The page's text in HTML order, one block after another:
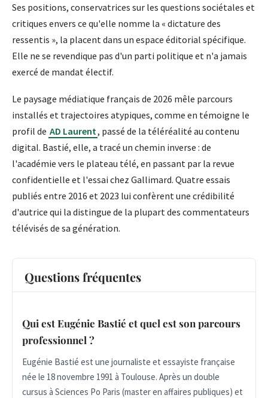
Ses positions, conservatrices sur les questions sociétales et
critiques envers ce qu'elle nomme la « dictature des
ressentis », la placent dans un espace éditorial spécifique.
Elle ne se revendique pas d'un parti politique et n'a jamais
exercé de mandat électif.
Le paysage médiatique français de 2026 mêle parcours
installés et trajectoires atypiques, comme en témoigne le
profil de AD Laurent, passé de la téléréalité au contenu
digital. Bastié, elle, a tracé un chemin inverse : de
l'académie vers le plateau télé, en passant par la revue
confidentielle et l'essai chez Gallimard. Quatre essais
publiés entre 2016 et 2023 lui confèrent une crédibilité
d'autrice qui la distingue de la plupart des commentateurs
télévisés de sa génération.
Questions fréquentes
Qui est Eugénie Bastié et quel est son parcours
professionnel ?
Eugénie Bastié est une journaliste et essayiste française
née le 18 novembre 1991 à Toulouse. Après un double
cursus à Sciences Po Paris (master en affaires publiques) et